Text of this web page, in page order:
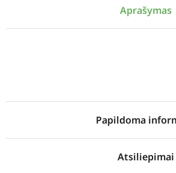
Aprašymas
Papildoma
Atsiliepimai